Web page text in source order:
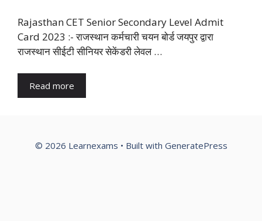
Rajasthan CET Senior Secondary Level Admit
Card 2023 :- राजस्थान कर्मचारी चयन बोर्ड जयपुर द्वारा
राजस्थान सीईटी सीनियर सेकेंडरी लेवल …
Read more
© 2026 Learnexams • Built with GeneratePress